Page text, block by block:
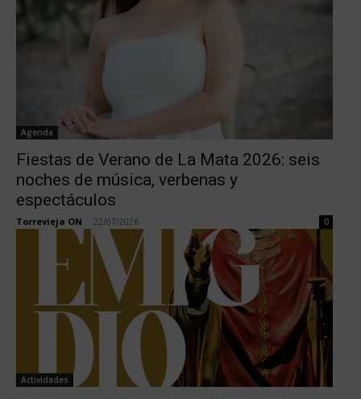
Agenda
Fiestas de Verano de La Mata 2026: seis
noches de música, verbenas y
espectáculos
Torrevieja ON 22/07/2026 0
Actividades